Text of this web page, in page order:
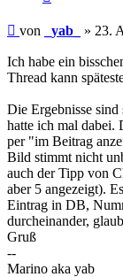
Beitrag
von _yab_ » 23.
Ich habe ein
Thread kann
Die Ergebnisse
hatte ich mal
per "im Beitrag
Bild stimmt nicht
auch der Tipp von
aber 5 angezeigt).
Eintrag in DB,
durcheinander,
Gruß
--
Marino aka yab